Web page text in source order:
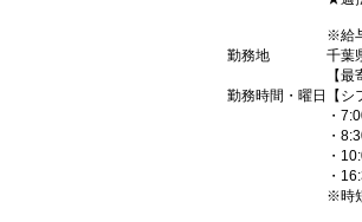
※給
勤務地
千葉
【
勤務時間・曜日
【シ
・
・
・
・
※時